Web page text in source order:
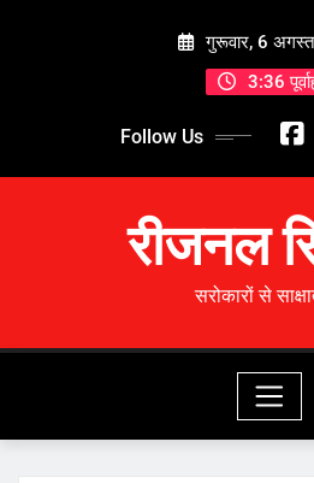
गुरूवार, 6
3:36
Follow Us
रीजनल
सरोकारों से